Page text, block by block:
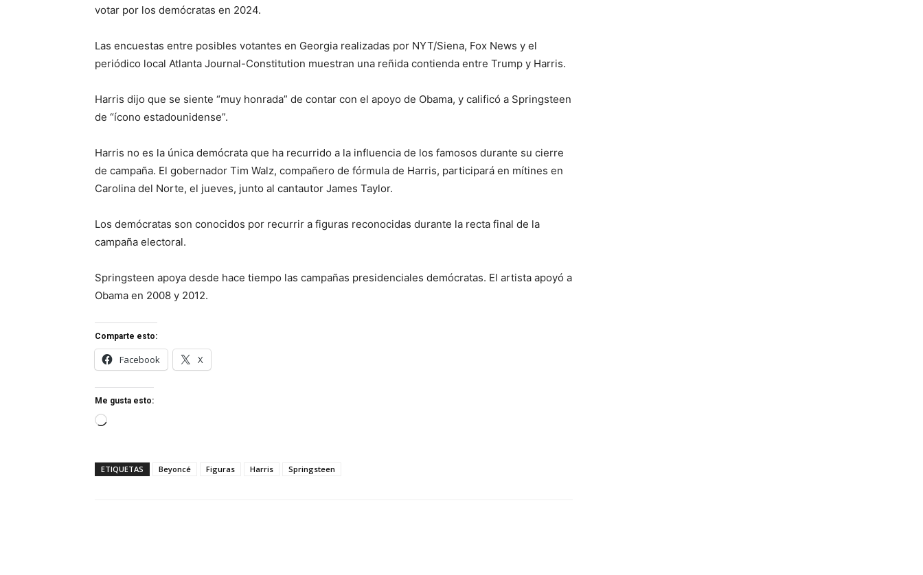
votar por los demócratas en 2024.
Las encuestas entre posibles votantes en Georgia realizadas por NYT/Siena, Fox News y el
periódico local Atlanta Journal-Constitution muestran una reñida contienda entre Trump y Harris.
Harris dijo que se siente “muy honrada” de contar con el apoyo de Obama, y calificó a Springsteen
de “ícono estadounidense”.
Harris no es la única demócrata que ha recurrido a la influencia de los famosos durante su cierre
de campaña. El gobernador Tim Walz, compañero de fórmula de Harris, participará en mítines en
Carolina del Norte, el jueves, junto al cantautor James Taylor.
Los demócratas son conocidos por recurrir a figuras reconocidas durante la recta final de la
campaña electoral.
Springsteen apoya desde hace tiempo las campañas presidenciales demócratas. El artista apoyó a
Obama en 2008 y 2012.
Comparte esto:
Facebook X
Me gusta esto:
Cargando...
ETIQUETAS Beyoncé Figuras Harris Springsteen